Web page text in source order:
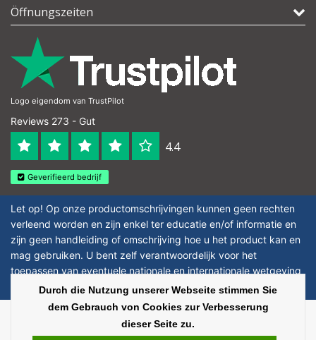
Öffnungszeiten
Logo eigendom van TrustPilot
Reviews 273 - Gut
4.4
Geverifieerd bedrijf
Let op! Op onze productomschrijvingen kunnen geen rechten
verleend worden en zijn enkel ter educatie en/of informatie en
zijn geen handleiding of omschrijving hoe u het product kan en
mag gebruiken. U bent zelf verantwoordelijk voor het
toepassen van eventuele nationale en internationale wetgeving
omtrent het gebruik van chemicaliën.
InStijl Media | Alle Preise verstehen sich ohne
Durch die Nutzung unserer Webseite stimmen Sie
dem Gebrauch von Cookies zur Verbesserung
dieser Seite zu.